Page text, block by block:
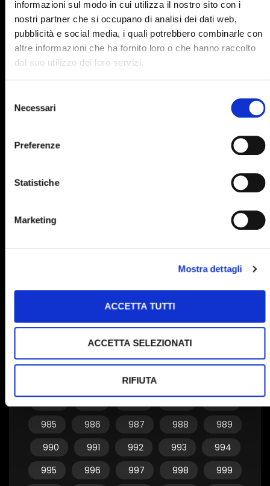
informazioni sul modo in cui utilizza il nostro sito con i
nostri partner che si occupano di analisi dei dati web,
pubblicità e social media, i quali potrebbero combinarle con
altre informazioni che ha fornito loro o che hanno raccolto
dal suo utilizzo dei loro servizi.
delNecessari
Preferenze
Statistiche
Marketing
Mostra dettagli
ACCETTA TUTTI
ACCETTA SELEZIONATI
RIFIUTA
900
901 902 903
904
905
906 907
915
925
929
940
944
953
954
955
956 957 958
959
962 963
970
971 972 973
974
977
985
986 987 988
989
990
991 992 993
994
995
996 997 998
999